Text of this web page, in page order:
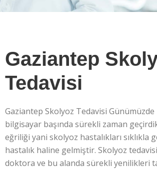
Gaziantep
Tedavisi
Gaziantep Skolyoz Tedavisi Günümüzde
bilgisayar başında sürekli zaman
eğriliği yani skolyoz hastalıkları sıklıkla
hastalık haline gelmiştir. Skolyoz
doktora ve bu alanda sürekli yenilikleri